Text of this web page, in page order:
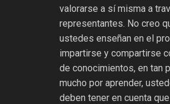
valorarse a sí misma a
representantes. No creo
ustedes enseñan en el
impartirse y compartirse
de conocimientos, en tan
mucho por aprender,
deben tener en cuenta